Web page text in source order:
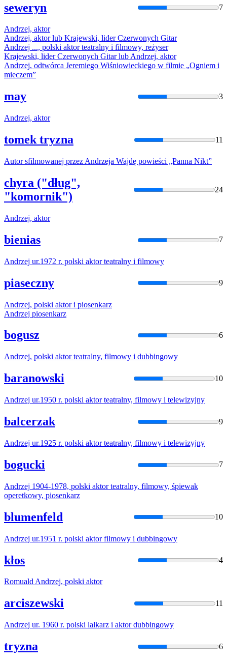
seweryn 7
Andrzej, aktor
Andrzej, aktorlub Krajewski, lider Czerwonych Gitar
Andrzej ..., polski aktorteatralny i filmowy, reżyser
Krajewski, lider Czerwonych Gitar lubAndrzej, aktor
Andrzej, odtwórca Jeremiego Wiśniowieckiego w filmie „Ogniem i
mieczem”
may 3
Andrzej, aktor
tomek tryzna 11
Autorsfilmowanej przez Andrzeja Wajdę powieści „Panna Nikt”
chyra ("dług",
"komornik")
24
Andrzej, aktor
bienias 7
Andrzej ur.1972 r. polski aktorteatralny i filmowy
piaseczny 9
Andrzej, polski aktori piosenkarz
Andrzej piosenkarz
bogusz 6
Andrzej, polski aktorteatralny, filmowy i dubbingowy
baranowski 10
Andrzej ur.1950 r. polski aktorteatralny, filmowy i telewizyjny
balcerzak 9
Andrzej ur.1925 r. polski aktorteatralny, filmowy i telewizyjny
bogucki 7
Andrzej 1904-1978, polski aktorteatralny, filmowy, śpiewak
operetkowy, piosenkarz
blumenfeld 10
Andrzej ur.1951 r. polski aktorfilmowy i dubbingowy
kłos 4
RomualdAndrzej, polski aktor
arciszewski 11
Andrzej ur. 1960 r. polski lalkarz i aktordubbingowy
tryzna 6